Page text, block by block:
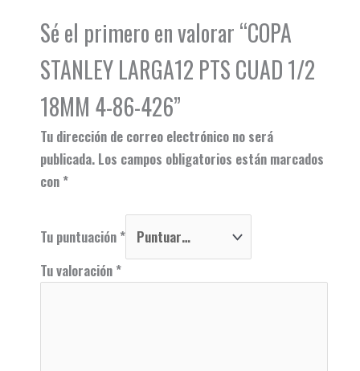
Sé el primero en valorar “COPA
STANLEY LARGA12 PTS CUAD 1/2
18MM 4-86-426”
Tu dirección de correo electrónico no será
publicada. Los campos obligatorios están marcados
con *
Tu puntuación *
Tu valoración *